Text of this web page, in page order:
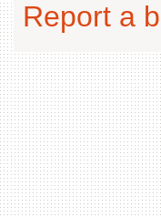
Report a